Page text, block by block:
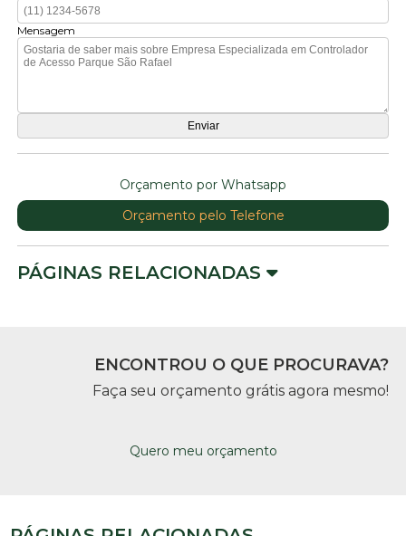
Mensagem
Orçamento por Whatsapp
Orçamento pelo Telefone
PÁGINAS RELACIONADAS
ENCONTROU O QUE PROCURAVA?
Faça seu orçamento grátis agora mesmo!
Quero meu orçamento